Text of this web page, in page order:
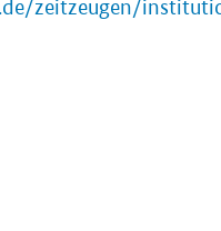
zeitzeugen/